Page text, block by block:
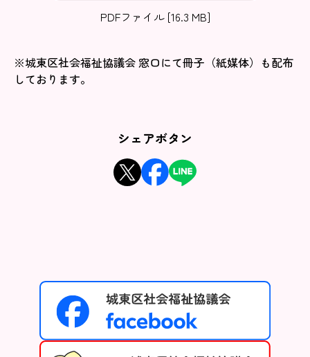
PDFファイル [16.3 MB]
※城東区社会福祉協議会 窓口にて冊子（紙媒体）も配布
しております。
シェアボタン